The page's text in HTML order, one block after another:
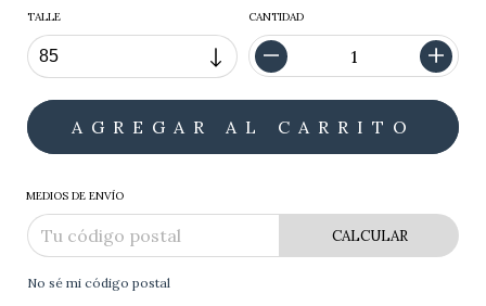
TALLE CANTIDAD
MEDIOS DE ENVÍO
CALCULAR
No sé mi código postal